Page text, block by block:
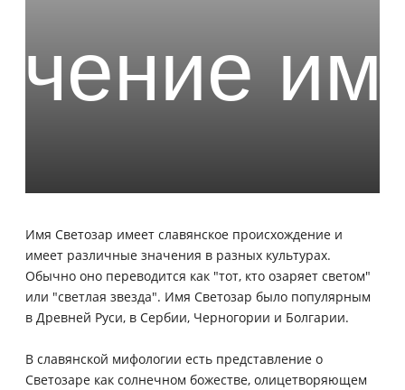
Имя Светозар имеет славянское происхождение и
имеет различные значения в разных культурах.
Обычно оно переводится как "тот, кто озаряет светом"
или "светлая звезда". Имя Светозар было популярным
в Древней Руси, в Сербии, Черногории и Болгарии.
В славянской мифологии есть представление о
Светозаре как солнечном божестве, олицетворяющем